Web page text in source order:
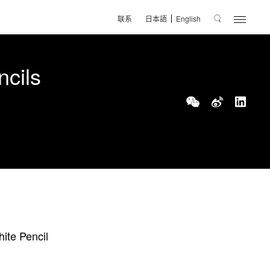
联系 日本語 English
Pencil